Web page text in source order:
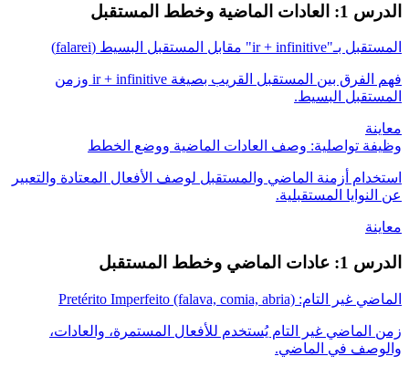
الدرس 1: العادات الماضية وخطط المستقبل
المستقبل بـ"ir + infinitive" مقابل المستقبل البسيط (falarei)
فهم الفرق بين المستقبل القريب بصيغة ir + infinitive وزمن
المستقبل البسيط.
معاينة
وظيفة تواصلية: وصف العادات الماضية ووضع الخطط
استخدام أزمنة الماضي والمستقبل لوصف الأفعال المعتادة والتعبير
عن النوايا المستقبلية.
معاينة
الدرس 1: عادات الماضي وخطط المستقبل
الماضي غير التام: Pretérito Imperfeito (falava, comia, abria)
زمن الماضي غير التام يُستخدم للأفعال المستمرة، والعادات،
والوصف في الماضي.